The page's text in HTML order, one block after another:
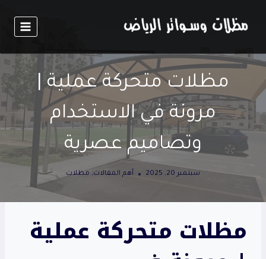
المحتوى
مظلات متحركة عملية |
مرونة في الاستخدام
وتصاميم عصرية
سبتمبر 20, 2025 أهم المقالات, مظلات
مظلات متحركة عملية